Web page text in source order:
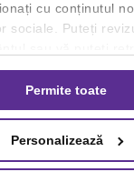
cu conținutul
sociale. Puteți
făcând click
uri.
cookie.
Permite toate
Personalizează